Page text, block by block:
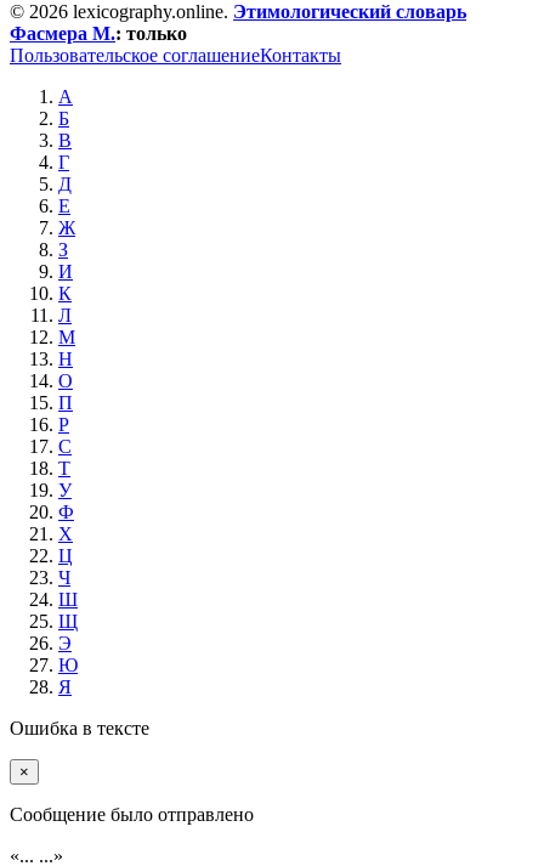
© 2026 lexicography.online. Этимологический словарь
Фасмера М.: только
Пользовательское соглашениеКонтакты
А
Б
В
Г
Д
Е
Ж
З
И
К
Л
М
Н
О
П
Р
С
Т
У
Ф
Х
Ц
Ч
Ш
Щ
Э
Ю
Я
Ошибка в тексте
×
Cообщение было отправлено
«... ...»